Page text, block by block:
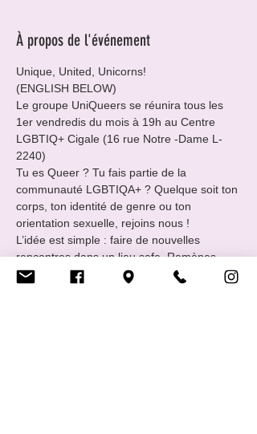
À propos de l'événement
Unique, United, Unicorns!
(ENGLISH BELOW)
Le groupe UniQueers se réunira tous les
1er vendredis du mois à 19h au Centre
LGBTIQ+ Cigale (16 rue Notre -Dame L-
2240)
Tu es Queer ? Tu fais partie de la
communauté LGBTIQA+ ? Quelque soit ton
corps, ton identité de genre ou ton
orientation sexuelle, rejoins nous !
L’idée est simple : faire de nouvelles
rencontres dans un lieu safe. Ramènes
avec toi une boisson et un snack à partager.